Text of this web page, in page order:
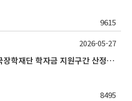
9615
2026학년도 2학기 한국장학재단 학자금 지원구간 산정 신청 안내
8495
2026-05-27